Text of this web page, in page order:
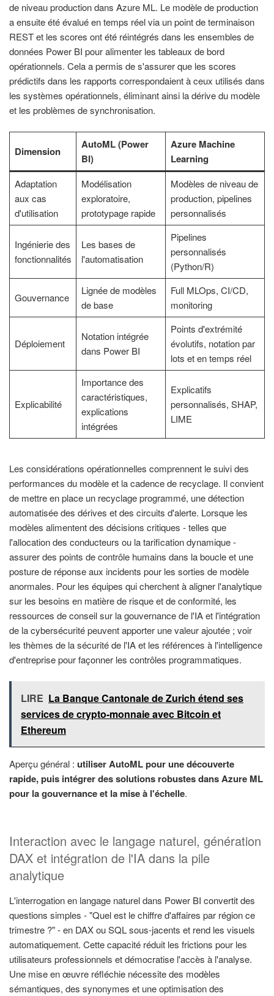
de niveau production dans Azure ML. Le modèle de production
a ensuite été évalué en temps réel via un point de terminaison
REST et les scores ont été réintégrés dans les ensembles de
données Power BI pour alimenter les tableaux de bord
opérationnels. Cela a permis de s'assurer que les scores
prédictifs dans les rapports correspondaient à ceux utilisés dans
les systèmes opérationnels, éliminant ainsi la dérive du modèle
et les problèmes de synchronisation.
Dimension
AutoML (Power
BI)
Azure Machine
Learning
Adaptation
aux cas
d'utilisation
Modélisation
exploratoire,
prototypage rapide
Modèles de niveau de
production, pipelines
personnalisés
Ingénierie des
fonctionnalités
Les bases de
l'automatisation
Pipelines
personnalisés
(Python/R)
Gouvernance
Lignée de modèles
de base
Full MLOps, CI/CD,
monitoring
Déploiement
Notation intégrée
dans Power BI
Points d'extrémité
évolutifs, notation par
lots et en temps réel
Explicabilité
Importance des
caractéristiques,
explications
intégrées
Explicatifs
personnalisés, SHAP,
LIME
Les considérations opérationnelles comprennent le suivi des
performances du modèle et la cadence de recyclage. Il convient
de mettre en place un recyclage programmé, une détection
automatisée des dérives et des circuits d'alerte. Lorsque les
modèles alimentent des décisions critiques - telles que
l'allocation des conducteurs ou la tarification dynamique -
assurer des points de contrôle humains dans la boucle et une
posture de réponse aux incidents pour les sorties de modèle
anormales. Pour les équipes qui cherchent à aligner l'analytique
sur les besoins en matière de risque et de conformité, les
ressources de conseil sur la gouvernance de l'IA et l'intégration
de la cybersécurité peuvent apporter une valeur ajoutée ; voir
les thèmes de la sécurité de l'IA et les références à l'intelligence
d'entreprise pour façonner les contrôles programmatiques.
LIRE La Banque Cantonale de Zurich étend ses
services de crypto-monnaie avec Bitcoin et
Ethereum
Aperçu général : utiliser AutoML pour une découverte
rapide, puis intégrer des solutions robustes dans Azure ML
pour la gouvernance et la mise à l'échelle.
Interaction avec le langage naturel, génération
DAX et intégration de l'IA dans la pile
analytique
L'interrogation en langage naturel dans Power BI convertit des
questions simples - "Quel est le chiffre d'affaires par région ce
trimestre ?" - en DAX ou SQL sous-jacents et rend les visuels
automatiquement. Cette capacité réduit les frictions pour les
utilisateurs professionnels et démocratise l'accès à l'analyse.
Une mise en œuvre réfléchie nécessite des modèles
sémantiques, des synonymes et une optimisation des